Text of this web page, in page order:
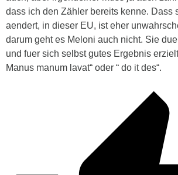
dass ich den Zähler bereits kenne. Dass
aendert, in dieser EU, ist eher
darum geht es Meloni auch nicht. Sie
und fuer sich selbst gutes Ergebnis
Manus manum lavat“ oder “ do it des“.